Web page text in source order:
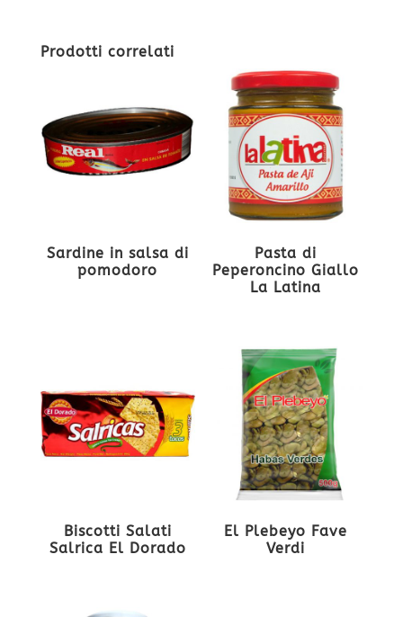
Prodotti correlati
Sardine in salsa di
pomodoro
Pasta di
Peperoncino Giallo
La Latina
Biscotti Salati
Salrica El Dorado
El Plebeyo Fave
Verdi